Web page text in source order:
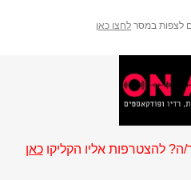
לצפות במסר לחצו כאן
להצטרפות אליו הקליקוכאן